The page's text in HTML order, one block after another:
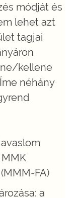
módját és
lehet azt
tagjai
kellene
néhány
FA)
a